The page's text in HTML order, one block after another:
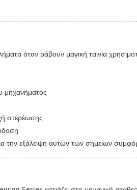
όταν ράβουν μαγική ταινία
μηχανήματος
στερέωσης
την εξάλειψη αυτών των σημείων